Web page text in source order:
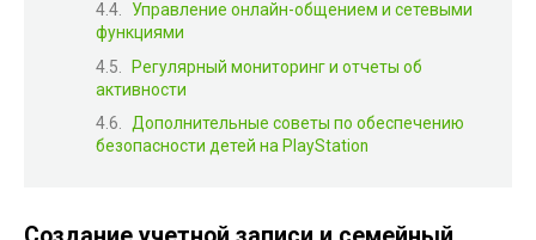
Управление онлайн-общением и сетевыми
функциями
Регулярный мониторинг и отчеты об
активности
Дополнительные советы по обеспечению
безопасности детей на PlayStation